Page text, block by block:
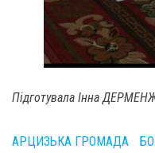
Підготувала Інна
АРЦИЗЬКА ГРОМАДА